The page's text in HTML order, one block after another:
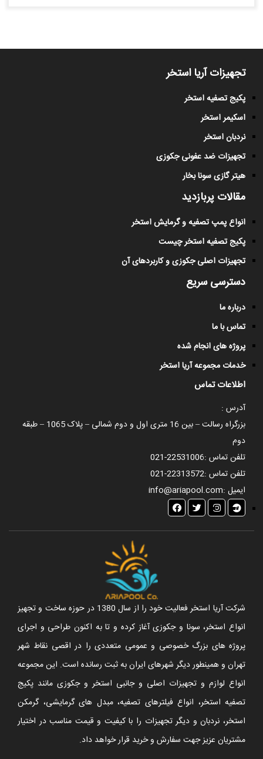
تجهیزات آریا استخر
پکیج تصفیه استخر
اسکیمر استخر
نردبان استخر
تجهیزات ضد عفونی جکوزی
هیتر گازی سونا بخار
مقالات پربازدید
انواع پمپ تصفیه و گرمایش استخر
پکیج تصفیه استخر چیست
تجهیزات اصلی جکوزی و کاربردهای آن
دسترسی سریع
درباره ما
تماس با ما
پروژه های انجام شده
خدمات مجموعه آریا استخر
اطلاعات تماس
آدرس :
بزرگراه رسالت – بین 16 متری اول و دوم شمالی – پلاک 1065 – طبقه
دوم
تلفن تماس :021-22531006
تلفن تماس :021-22313572
ایمیل :info@ariapool.com
شرکت آریا استخر فعالیت خود را از سال 1380 در حوزه ساخت و تجهیز
انواع استخر، سونا و جکوزی آغاز کرده و تا به اکنون طراحی و اجرای
پروژه های بزرگ خصوصی و عمومی متعددی را در اقصی نقاط شهر
تهران و همینطور دیگر شهرهای ایران به ثبت رسانده است. این مجموعه
انواع لوازم و تجهیزات اصلی و جانبی استخر و جکوزی مانند پکیج
تصفیه استخر، انواع فیلترهای تصفیه، مبدل های گرمایشی، گرمکن
استخر، نردبان و دیگر تجهیزات را با کیفیت و قیمت مناسب در اختیار
مشتریان عزیز جهت سفارش و خرید قرار خواهد داد.